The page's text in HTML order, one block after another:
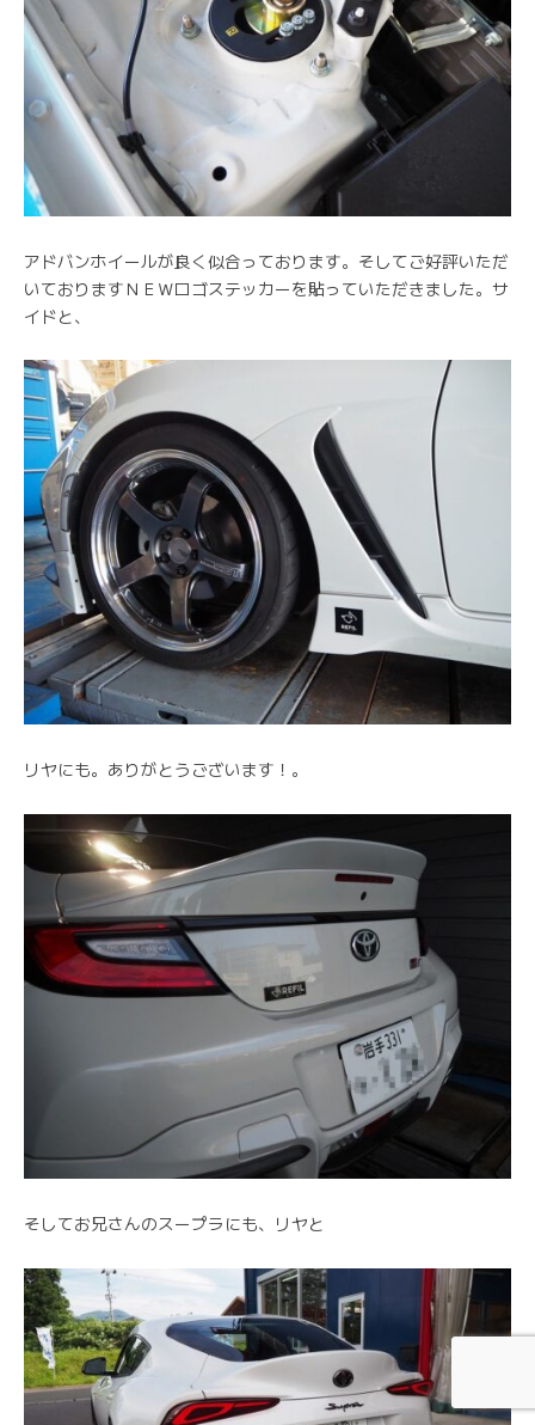
アドバンホイールが良く似合っております。そしてご好評いただ
いておりますＮＥＷロゴステッカーを貼っていただきました。サ
イドと、
リヤにも。ありがとうございます！。
そしてお兄さんのスープラにも、リヤと